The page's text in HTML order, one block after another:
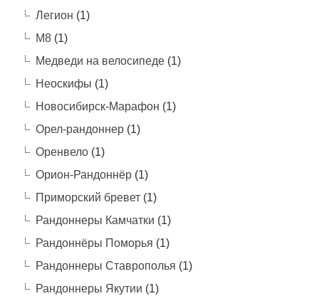
Легион (1)
М8(1)
Медведи на велосипеде(1)
Неоскифы (1)
Новосибирск-Марафон (1)
Орел-рандоннер(1)
Оренвело(1)
Орион-Рандоннёр(1)
Приморский бревет(1)
Рандоннеры Камчатки (1)
Рандоннёры Поморья (1)
Рандоннеры Ставрополья (1)
Рандоннеры Якутии (1)